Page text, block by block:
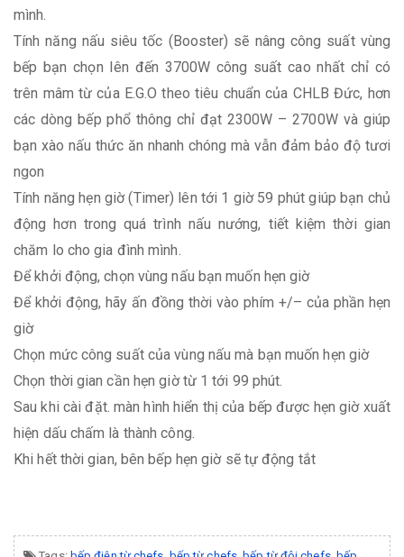
mình.
Tính năng nấu siêu tốc (Booster) sẽ nâng công suất vùng
bếp bạn chọn lên đến 3700W công suất cao nhất chỉ có
trên mâm từ của E.G.O theo tiêu chuẩn của CHLB Đức, hơn
các dòng bếp phổ thông chỉ đạt 2300W – 2700W và giúp
bạn xào nấu thức ăn nhanh chóng mà vẫn đảm bảo độ tươi
ngon
Tính năng hẹn giờ (Timer) lên tới 1 giờ 59 phút giúp bạn chủ
động hơn trong quá trình nấu nướng, tiết kiệm thời gian
chăm lo cho gia đình mình.
Để khởi động, chọn vùng nấu bạn muốn hẹn giờ
Để khởi động, hãy ấn đồng thời vào phím +/– của phần hẹn
giờ
Chọn mức công suất của vùng nấu mà bạn muốn hẹn giờ
Chọn thời gian cần hẹn giờ từ 1 tới 99 phút.
Sau khi cài đặt. màn hình hiển thị của bếp được hẹn giờ xuất
hiện dấu chấm là thành công.
Khi hết thời gian, bên bếp hẹn giờ sẽ tự động tắt